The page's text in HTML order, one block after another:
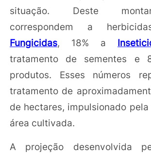
situação. Deste
correspondem a
Fungicidas, 18% a
tratamento de sementes e
produtos. Esses números
tratamento de
de hectares, impulsionado
área cultivada.
A projeção desenvolvida